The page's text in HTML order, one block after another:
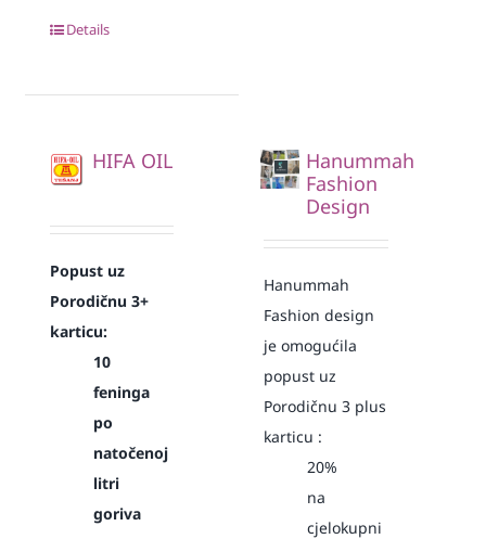
Details
HIFA OIL
Popust uz
Porodičnu 3+
karticu:
10
feninga
po
natočenoj
litri
goriva
Hanummah
Fashion
Design
Hanummah
Fashion design
je omogućila
popust uz
Porodičnu 3 plus
karticu :
20%
na
cjelokupni